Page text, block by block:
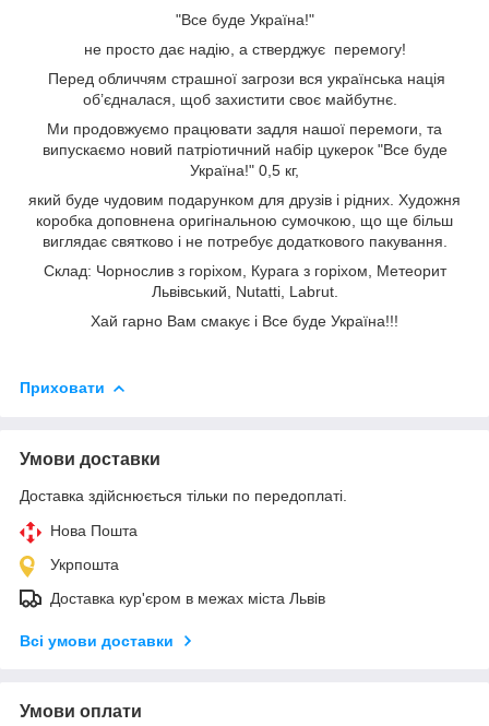
"Все буде Україна!"
не просто дає надію, а стверджує перемогу!
Перед обличчям страшної загрози вся українська нація
об’єдналася, щоб захистити своє майбутнє.
Ми продовжуємо працювати задля нашої перемоги, та
випускаємо новий патріотичний набір цукерок "Все буде
Україна!" 0,5 кг,
який буде чудовим подарунком для друзів і рідних. Художня
коробка доповнена оригінальною сумочкою, що ще більш
виглядає святково і не потребує додаткового пакування.
Склад: Чорнослив з горіхом, Курага з горіхом, Метеорит
Львівський, Nutatti, Labrut.
Хай гарно Вам смакує і Все буде Україна!!!
Приховати
Умови доставки
Доставка здійснюється тільки по передоплаті.
Нова Пошта
Укрпошта
Доставка кур'єром в межах міста Львів
Всі умови доставки
Умови оплати